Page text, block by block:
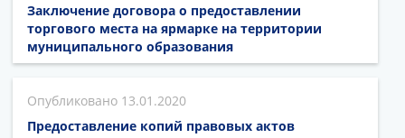
Заключение договора о предоставлении
торгового места на ярмарке на территории
муниципального образования
13.01.2020
Предоставление копий правовых актов